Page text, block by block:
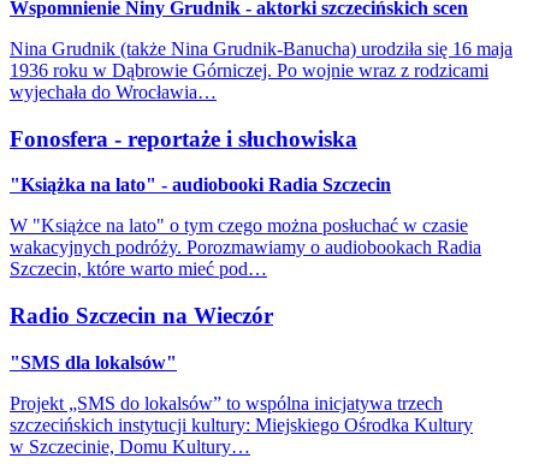
Wspomnienie Niny Grudnik - aktorki szczecińskich scen
Nina Grudnik (także Nina Grudnik-Banucha) urodziła się 16 maja
1936 roku w Dąbrowie Górniczej. Po wojnie wraz z rodzicami
wyjechała do Wrocławia…
Fonosfera - reportaże i słuchowiska
"Książka na lato" - audiobooki Radia Szczecin
W "Książce na lato" o tym czego można posłuchać w czasie
wakacyjnych podróży. Porozmawiamy o audiobookach Radia
Szczecin, które warto mieć pod…
Radio Szczecin na Wieczór
"SMS dla lokalsów"
Projekt „SMS do lokalsów” to wspólna inicjatywa trzech
szczecińskich instytucji kultury: Miejskiego Ośrodka Kultury
w Szczecinie, Domu Kultury…